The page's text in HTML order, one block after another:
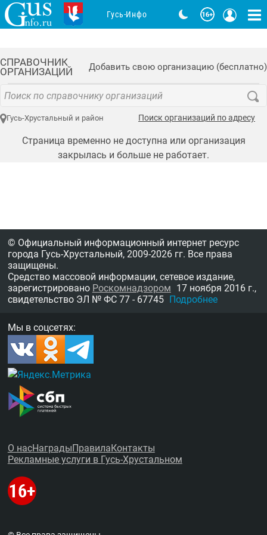
СПРАВОЧНИК
ОРГАНИЗАЦИЙ
Добавить свою организацию (бесплатно)
Гусь-Хрустальный и район Поиск организаций по адресу
Страница временно не доступна или организация
закрылась и больше не работает.
Гусь-Инфо
© Официальный информационный интернет ресурс
города Гусь-Хрустальный, 2009-2026 гг. Все права
защищены.
Средство массовой информации, сетевое издание,
зарегистрировано Роскомнадзором 17 ноября 2016 г.,
свидетельство ЭЛ № ФС 77 - 67745 Подробнее
Мы в соцсетях:
О насНаградыПравилаКонтакты
Рекламные услуги в Гусь-Хрустальном